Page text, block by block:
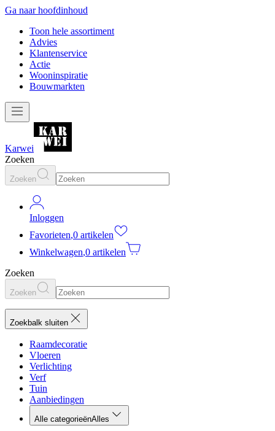
Ga naar hoofdinhoud
Toon hele assortiment
Advies
Klantenservice
Actie
Wooninspiratie
Bouwmarkten
Karwei
Zoeken
Zoeken
Inloggen
Favorieten,0 artikelen
Winkelwagen,0 artikelen
Zoeken
Zoeken
Zoekbalk sluiten
Raamdecoratie
Vloeren
Verlichting
Verf
Tuin
Aanbiedingen
Alle categorieënAlles